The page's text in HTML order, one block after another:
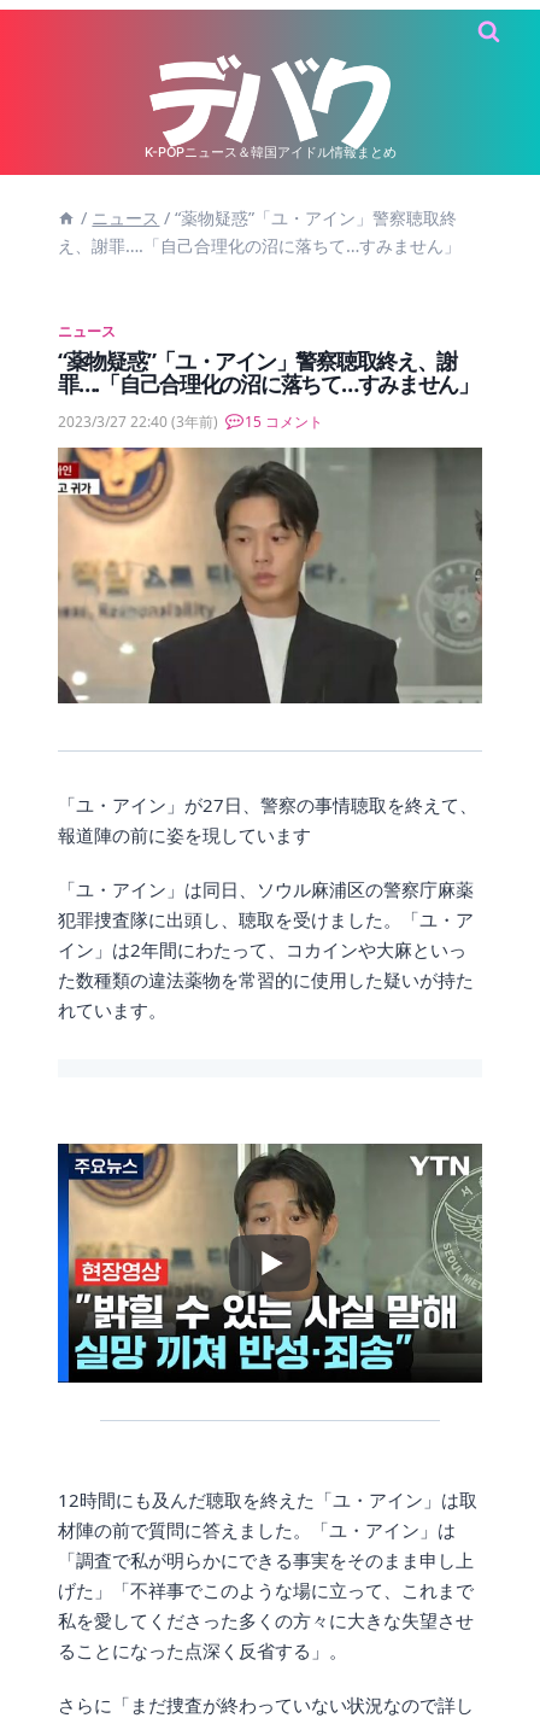
K-POPニュース＆韓国アイドル情報まとめ
/ ニュース / “薬物疑惑”「ユ・アイン」警察聴取終
え、謝罪….「自己合理化の沼に落ちて…すみません」
ニュース
“薬物疑惑”「ユ・アイン」警察聴取終え、謝
罪….「自己合理化の沼に落ちて…すみません」
2023/3/27 22:40(3年前) 15 コメント
「ユ・アイン」が27日、警察の事情聴取を終えて、
報道陣の前に姿を現しています
「ユ・アイン」は同日、ソウル麻浦区の警察庁麻薬
犯罪捜査隊に出頭し、聴取を受けました。「ユ・ア
イン」は2年間にわたって、コカインや大麻といっ
た数種類の違法薬物を常習的に使用した疑いが持た
れています。
12時間にも及んだ聴取を終えた「ユ・アイン」は取
材陣の前で質問に答えました。「ユ・アイン」は
「調査で私が明らかにできる事実をそのまま申し上
げた」「不祥事でこのような場に立って、これまで
私を愛してくださった多くの方々に大きな失望させ
ることになった点深く反省する」。
さらに「まだ捜査が終わっていない状況なので詳し